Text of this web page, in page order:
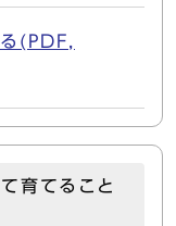
(PDF,
育てること